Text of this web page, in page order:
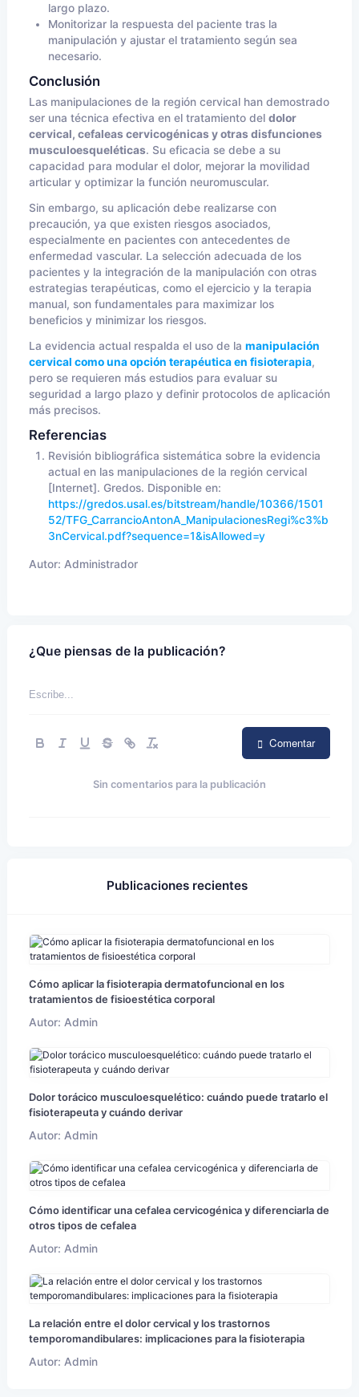
largo plazo.
Monitorizar la respuesta del paciente tras la
manipulación y ajustar el tratamiento según sea
necesario.
Conclusión
Las manipulaciones de la región cervical han demostrado
ser una técnica efectiva en el tratamiento del dolor
cervical, cefaleas cervicogénicas y otras disfunciones
musculoesqueléticas. Su eficacia se debe a su
capacidad para modular el dolor, mejorar la movilidad
articular y optimizar la función neuromuscular.
Sin embargo, su aplicación debe realizarse con
precaución, ya que existen riesgos asociados,
especialmente en pacientes con antecedentes de
enfermedad vascular. La selección adecuada de los
pacientes y la integración de la manipulación con otras
estrategias terapéuticas, como el ejercicio y la terapia
manual, son fundamentales para maximizar los
beneficios y minimizar los riesgos.
La evidencia actual respalda el uso de la manipulación
cervical como una opción terapéutica en fisioterapia,
pero se requieren más estudios para evaluar su
seguridad a largo plazo y definir protocolos de aplicación
más precisos.
Referencias
Revisión bibliográfica sistemática sobre la evidencia
actual en las manipulaciones de la región cervical
[Internet]. Gredos. Disponible en:
https://gredos.usal.es/bitstream/handle/10366/1501
52/TFG_CarrancioAntonA_ManipulacionesRegi%c3%b
3nCervical.pdf?sequence=1&isAllowed=y
Autor: Administrador
¿Que piensas de la publicación?
Comentar
Sin comentarios para la publicación
Publicaciones recientes
Cómo aplicar la fisioterapia dermatofuncional en los
tratamientos de fisioestética corporal
Autor: Admin
Dolor torácico musculoesquelético: cuándo puede tratarlo el
fisioterapeuta y cuándo derivar
Autor: Admin
Cómo identificar una cefalea cervicogénica y diferenciarla de
otros tipos de cefalea
Autor: Admin
La relación entre el dolor cervical y los trastornos
temporomandibulares: implicaciones para la fisioterapia
Autor: Admin